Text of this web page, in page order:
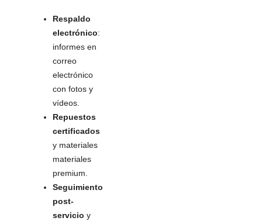
Respaldo
electrónico:
informes en
correo
electrónico
con fotos y
vídeos.
Repuestos
certificados
y materiales
materiales
premium.
Seguimiento
post-
servicio y